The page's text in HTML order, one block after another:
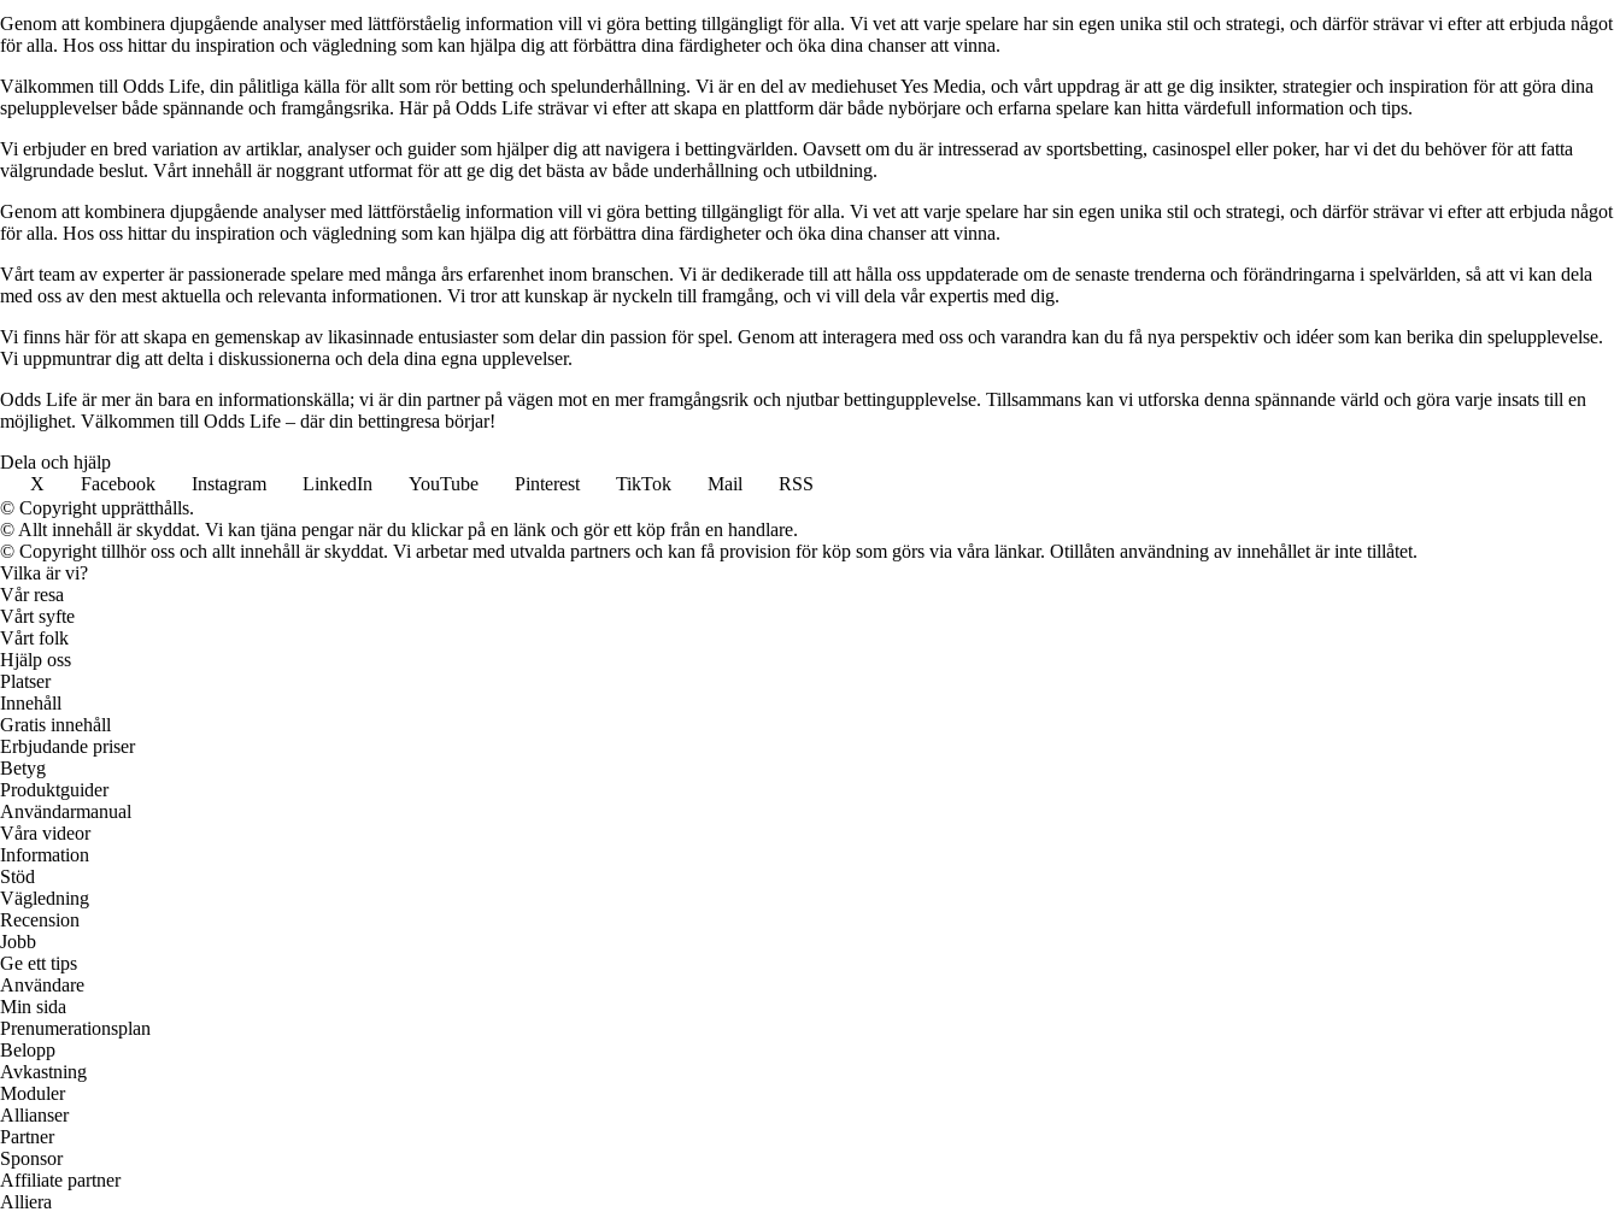
Genom att kombinera djupgående analyser med lättförståelig information vill vi göra betting tillgängligt för alla. Vi vet att varje spelare har sin egen unika stil och strategi, och därför strävar vi efter att erbjuda något
för alla. Hos oss hittar du inspiration och vägledning som kan hjälpa dig att förbättra dina färdigheter och öka dina chanser att vinna.
Välkommen till Odds Life, din pålitliga källa för allt som rör betting och spelunderhållning. Vi är en del av mediehuset Yes Media, och vårt uppdrag är att ge dig insikter, strategier och inspiration för att göra dina
spelupplevelser både spännande och framgångsrika. Här på Odds Life strävar vi efter att skapa en plattform där både nybörjare och erfarna spelare kan hitta värdefull information och tips.
Vi erbjuder en bred variation av artiklar, analyser och guider som hjälper dig att navigera i bettingvärlden. Oavsett om du är intresserad av sportsbetting, casinospel eller poker, har vi det du behöver för att fatta
välgrundade beslut. Vårt innehåll är noggrant utformat för att ge dig det bästa av både underhållning och utbildning.
Genom att kombinera djupgående analyser med lättförståelig information vill vi göra betting tillgängligt för alla. Vi vet att varje spelare har sin egen unika stil och strategi, och därför strävar vi efter att erbjuda något
för alla. Hos oss hittar du inspiration och vägledning som kan hjälpa dig att förbättra dina färdigheter och öka dina chanser att vinna.
Vårt team av experter är passionerade spelare med många års erfarenhet inom branschen. Vi är dedikerade till att hålla oss uppdaterade om de senaste trenderna och förändringarna i spelvärlden, så att vi kan dela
med oss av den mest aktuella och relevanta informationen. Vi tror att kunskap är nyckeln till framgång, och vi vill dela vår expertis med dig.
Vi finns här för att skapa en gemenskap av likasinnade entusiaster som delar din passion för spel. Genom att interagera med oss och varandra kan du få nya perspektiv och idéer som kan berika din spelupplevelse.
Vi uppmuntrar dig att delta i diskussionerna och dela dina egna upplevelser.
Odds Life är mer än bara en informationskälla; vi är din partner på vägen mot en mer framgångsrik och njutbar bettingupplevelse. Tillsammans kan vi utforska denna spännande värld och göra varje insats till en
möjlighet. Välkommen till Odds Life – där din bettingresa börjar!
Dela och hjälp
X
Facebook Instagram LinkedIn YouTube Pinterest TikTok Mail
RSS
© Copyright upprätthålls.
© Allt innehåll är skyddat. Vi kan tjäna pengar när du klickar på en länk och gör ett köp från en handlare.
© Copyright tillhör oss och allt innehåll är skyddat. Vi arbetar med utvalda partners och kan få provision för köp som görs via våra länkar. Otillåten användning av innehållet är inte tillåtet.
Vilka är vi?
Vår resa
Vårt syfte
Vårt folk
Hjälp oss
Platser
Innehåll
Gratis innehåll
Erbjudande priser
Betyg
Produktguider
Användarmanual
Våra videor
Information
Stöd
Vägledning
Recension
Jobb
Ge ett tips
Användare
Min sida
Prenumerationsplan
Belopp
Avkastning
Moduler
Allianser
Partner
Sponsor
Affiliate partner
Alliera